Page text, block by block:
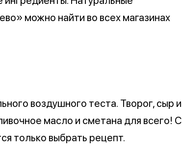
можно найти во всех магазинах
воздушного теста. Творог, сыр и
масло и сметана для всего! С
только выбрать рецепт.